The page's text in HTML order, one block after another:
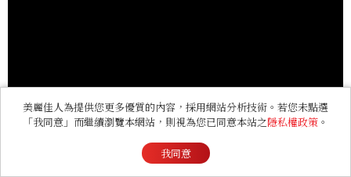
美麗佳人為提供您更多優質的內容，採用網站分析技術。若您未點選
「我同意」而繼續瀏覽本網站，則視為您已同意本站之隱私權政策 。
我同意